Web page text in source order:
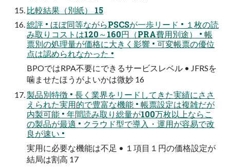
比較結果（別紙） 15
総評 • ほぼ同等ながらPSCSが一歩リード • １枚の読
み取りコストは120～160円（PRA費用別途） • 帳
票別の処理量が価格に大きく影響 • 可変帳票の優位
点は認められなかった •
BPOではRPA不要にできるサービスレベル • JFRSを
噛ませたほうがよいかは微妙 16
製品別特徴 • 長く業界をリードしてきた実績にささ
えられた実用的で豊富な機能 • 帳票設定は複雑だが
内製可能 • 年間読み取り総量が100万枚以上ならこ
の製品が最適 • クラウド型で導入・運用が容易で改
良が速い •
実用に必要な機能は不足 • １項目１円の価格設定が
結局は割高 17